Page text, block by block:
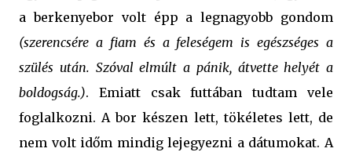
a berkenyebor volt épp a legnagyobb gondom
(szerencsére a fiam és a feleségem is egészséges a
szülés után. Szóval elmúlt a pánik, átvette helyét a
boldogság.). Emiatt csak futtában tudtam vele
foglalkozni. A bor készen lett, tökéletes lett, de
nem volt időm mindig lejegyezni a dátumokat. A